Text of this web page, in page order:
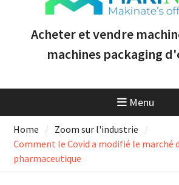
Acheter et vendre
machines packaging
Menu
Home
Zoom sur l'industrie
Comment le Covid a modifié le marché
pharmaceutique